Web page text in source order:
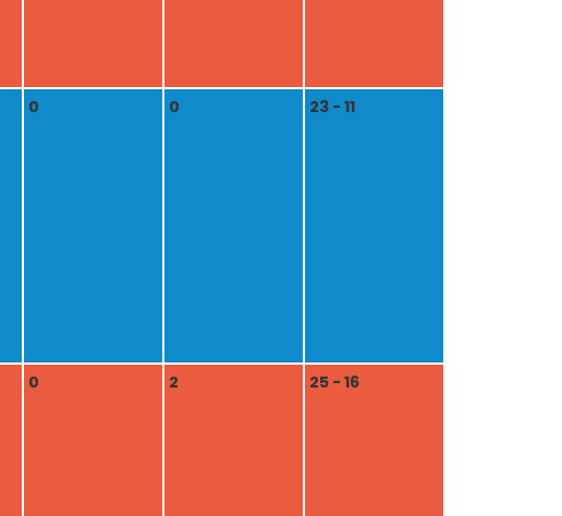
0 0 23 - 11
0 2 25 - 16